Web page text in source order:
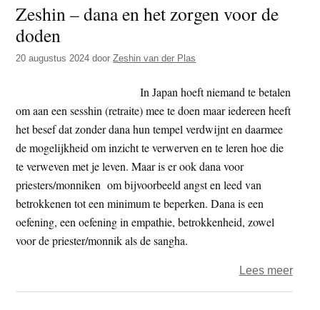
Zeshin – dana en het zorgen voor de
doden
20 augustus 2024 doorZeshin van der Plas
In Japan hoeft niemand te betalen
om aan een sesshin (retraite) mee te doen maar iedereen heeft
het besef dat zonder dana hun tempel verdwijnt en daarmee
de mogelijkheid om inzicht te verwerven en te leren hoe die
te verweven met je leven. Maar is er ook dana voor
priesters/monniken om bijvoorbeeld angst en leed van
betrokkenen tot een minimum te beperken. Dana is een
oefening, een oefening in empathie, betrokkenheid, zowel
voor de priester/monnik als de sangha.
Lees meerover